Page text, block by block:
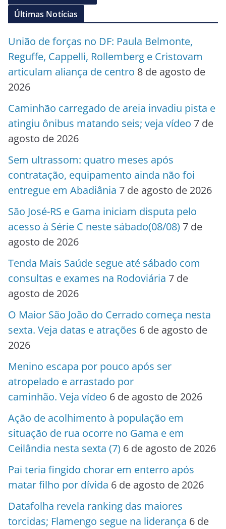
Últimas Notícias
União de forças no DF: Paula Belmonte,
Reguffe, Cappelli, Rollemberg e Cristovam
articulam aliança de centro 8 de agosto de
2026
Caminhão carregado de areia invadiu pista e
atingiu ônibus matando seis; veja vídeo 7 de
agosto de 2026
Sem ultrassom: quatro meses após
contratação, equipamento ainda não foi
entregue em Abadiânia 7 de agosto de 2026
São José-RS e Gama iniciam disputa pelo
acesso à Série C neste sábado(08/08) 7 de
agosto de 2026
Tenda Mais Saúde segue até sábado com
consultas e exames na Rodoviária 7 de
agosto de 2026
O Maior São João do Cerrado começa nesta
sexta. Veja datas e atrações 6 de agosto de
2026
Menino escapa por pouco após ser
atropelado e arrastado por
caminhão. Veja vídeo 6 de agosto de 2026
Ação de acolhimento à população em
situação de rua ocorre no Gama e em
Ceilândia nesta sexta (7) 6 de agosto de 2026
Pai teria fingido chorar em enterro após
matar filho por dívida 6 de agosto de 2026
Datafolha revela ranking das maiores
torcidas; Flamengo segue na liderança 6 de